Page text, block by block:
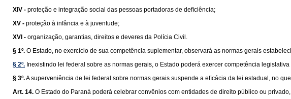
XIV - proteção e integração social das pessoas portadoras de deﬁciência;
XV - proteção à infância e à juventude;
XVI - organização, garantias, direitos e deveres da Polícia Civil.
§ 1º. O Estado, no exercício de sua competência suplementar, observará as normas gerais
§ 2º. Inexistindo lei federal sobre as normas gerais, o Estado poderá exercer competência
§ 3º.A superveniência de lei federal sobre normas gerais suspende a eﬁcácia da lei estadual, no
Art. 14. O Estado do Paraná poderá celebrar convênios com entidades de direito público ou